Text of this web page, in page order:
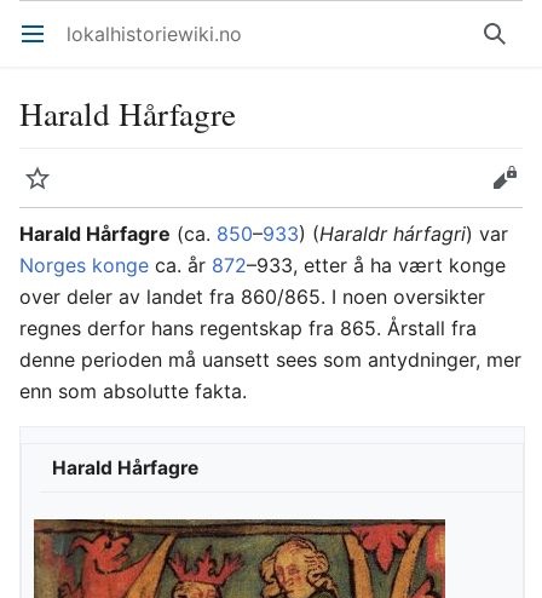
Åpne hovedmenyen lokalhistoriewiki.no Søk
Harald Hårfagre
Overvåk
Rediger
Harald Hårfagre (ca. 850–933) (Haraldr hárfagri) var
Norges konge ca. år 872–933, etter å ha vært konge
over deler av landet fra 860/865. I noen oversikter
regnes derfor hans regentskap fra 865. Årstall fra
denne perioden må uansett sees som antydninger, mer
enn som absolutte fakta.
Harald Hårfagre